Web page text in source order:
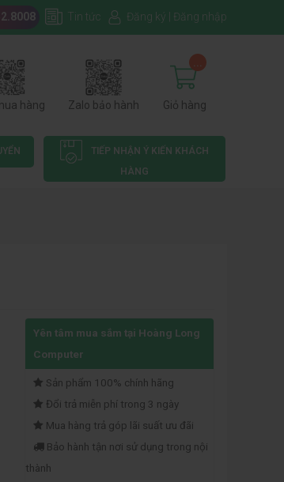
Tin tức Đăng ký Đăng nhập
hàng Zalo bảo hành Giỏ hàng
TIẾP NHẬN Ý KIẾN KHÁCH
HÀNG
Yên tâm mua sắm tại Hoàng Long
Computer
Sản phẩm 100% chính hãng
Đổi trả miễn phí trong 3 ngày
Mua hàng trả góp lãi suất ưu đãi
Bảo hành tận nơi sử dụng trong nội
thành